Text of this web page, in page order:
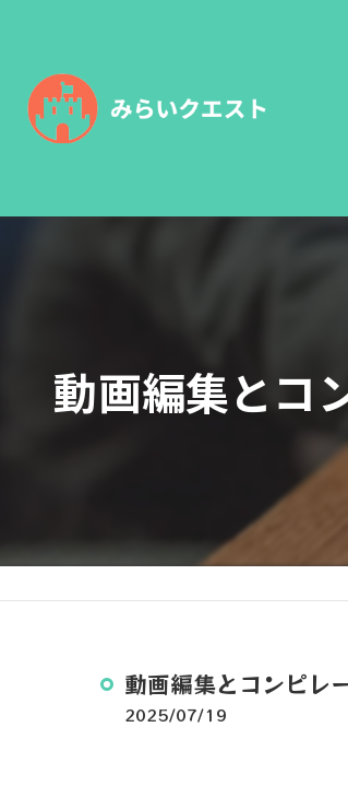
動画編集とコ
動画編集とコンピレ
2025/07/19